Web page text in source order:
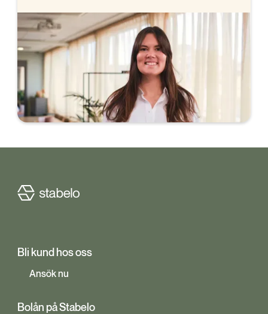
Prognos för bolåneräntor
Vi går igenom Riksbankens senaste
räntebesked, vad Riksbanken och marknaden
har för prognos på styrräntan och hur det i sin
tur påverkar bolåneräntorna.
Bli kund hos oss
Ansök nu
Bolån på Stabelo